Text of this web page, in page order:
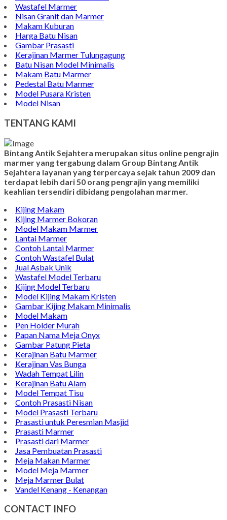
Batu Nisan Marmer
Contoh Bongpay Kristen
Contoh Vandel Marmer
Makam Marmer Islam
Prasasti Marmer Jumbo
Contoh Nisan Model Muslim
Batu Nisan Minimalis
Kijing Makam Marmer
Contoh Makam Granit
Kijing Islam Marmer
Prasasti Nisan
Makam Marmer
Contoh Prasasti Peresmian
Wastafel Marmer
Makam Kuburan
Harga Batu Nisan
Gambar Prasasti
Kerajinan Marmer Tulungagung
Batu Nisan Model Minimalis
Makam Batu Marmer
Pedestal Batu Marmer
Model Pusara Kristen
Model Nisan
TENTANG KAMI
Bintang Antik Sejahtera merupakan situs online pengrajin
marmer yang tergabung dalam Group Bintang Antik
Sejahtera layanan yang terpercaya sejak tahun 2009 dan
terdapat lebih dari 50 orang pengrajin yang memiliki
keahlian tersendiri dibidang pengolahan marmer.
Kijing Makam
Kijing Marmer Bokoran
Model Makam Marmer
Lantai Marmer
Contoh Lantai Marmer
Contoh Wastafel Bulat
Jual Asbak Unik
Wastafel Model Terbaru
Kijing Model Terbaru
Model Kijing Makam Kristen
Gambar Kijing Makam Minimalis
Model Makam
Pen Holder Murah
Papan Nama Meja Onyx
Gambar Patung Pieta
Kerajinan Batu Marmer
Kerajinan Vas Bunga
Wadah Tempat Lilin
Kerajinan Batu Alam
Model Tempat Tisu